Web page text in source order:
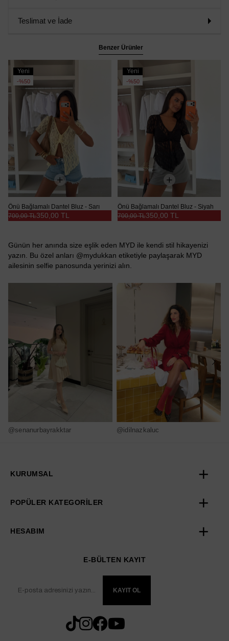
Teslimat ve İade
Benzer Ürünler
Yeni
Ürün
%50
Önü Bağlamalı Dantel Bluz - Sarı
350,00 TL
700,00 TL
Yeni
Ürün
%50
Önü Bağlamalı Dantel Bluz - Siyah
350,00 TL
700,00 TL
Günün her anında size eşlik eden MYD ile kendi stil hikayenizi
yazın. Bu özel anları @mydukkan etiketiyle paylaşarak MYD
ailesinin selfie panosunda yerinizi alın.
@senanurbayrakktar @idilnazkaluc
KURUMSAL
POPÜLER KATEGORİLER
HESABIM
E-BÜLTEN KAYIT
KAYIT OL